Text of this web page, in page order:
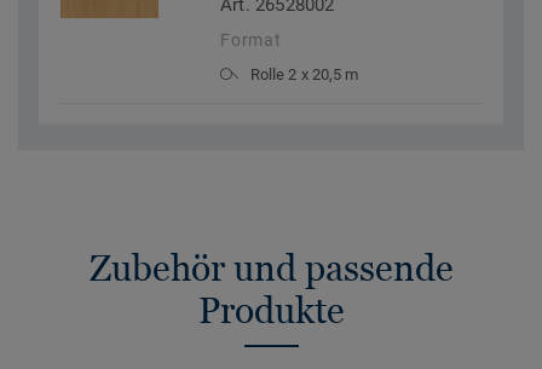
Art. 26528002
Format
Rolle 2 x 20,5 m
Zubehör und passende
Produkte